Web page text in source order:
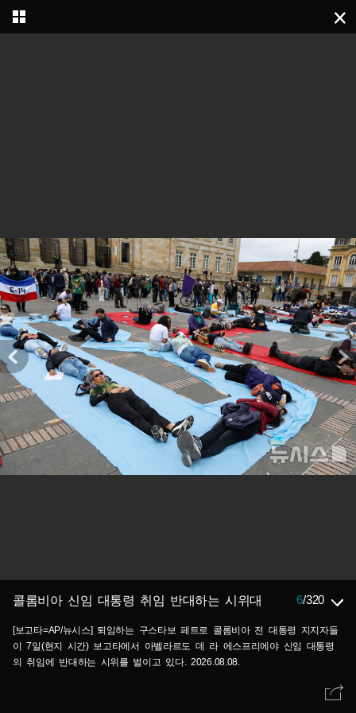
콜롬비아 신임 대통령 취임 반대하는 시위대 6/320
[보고타=AP/뉴시스] 퇴임하는 구스타보 페트로 콜롬비아 전 대통령 지지자들
이 7일(현지 시간) 보고타에서 아벨라르도 데 라 에스프리에야 신임 대통령
의 취임에 반대하는 시위를 벌이고 있다. 2026.08.08.